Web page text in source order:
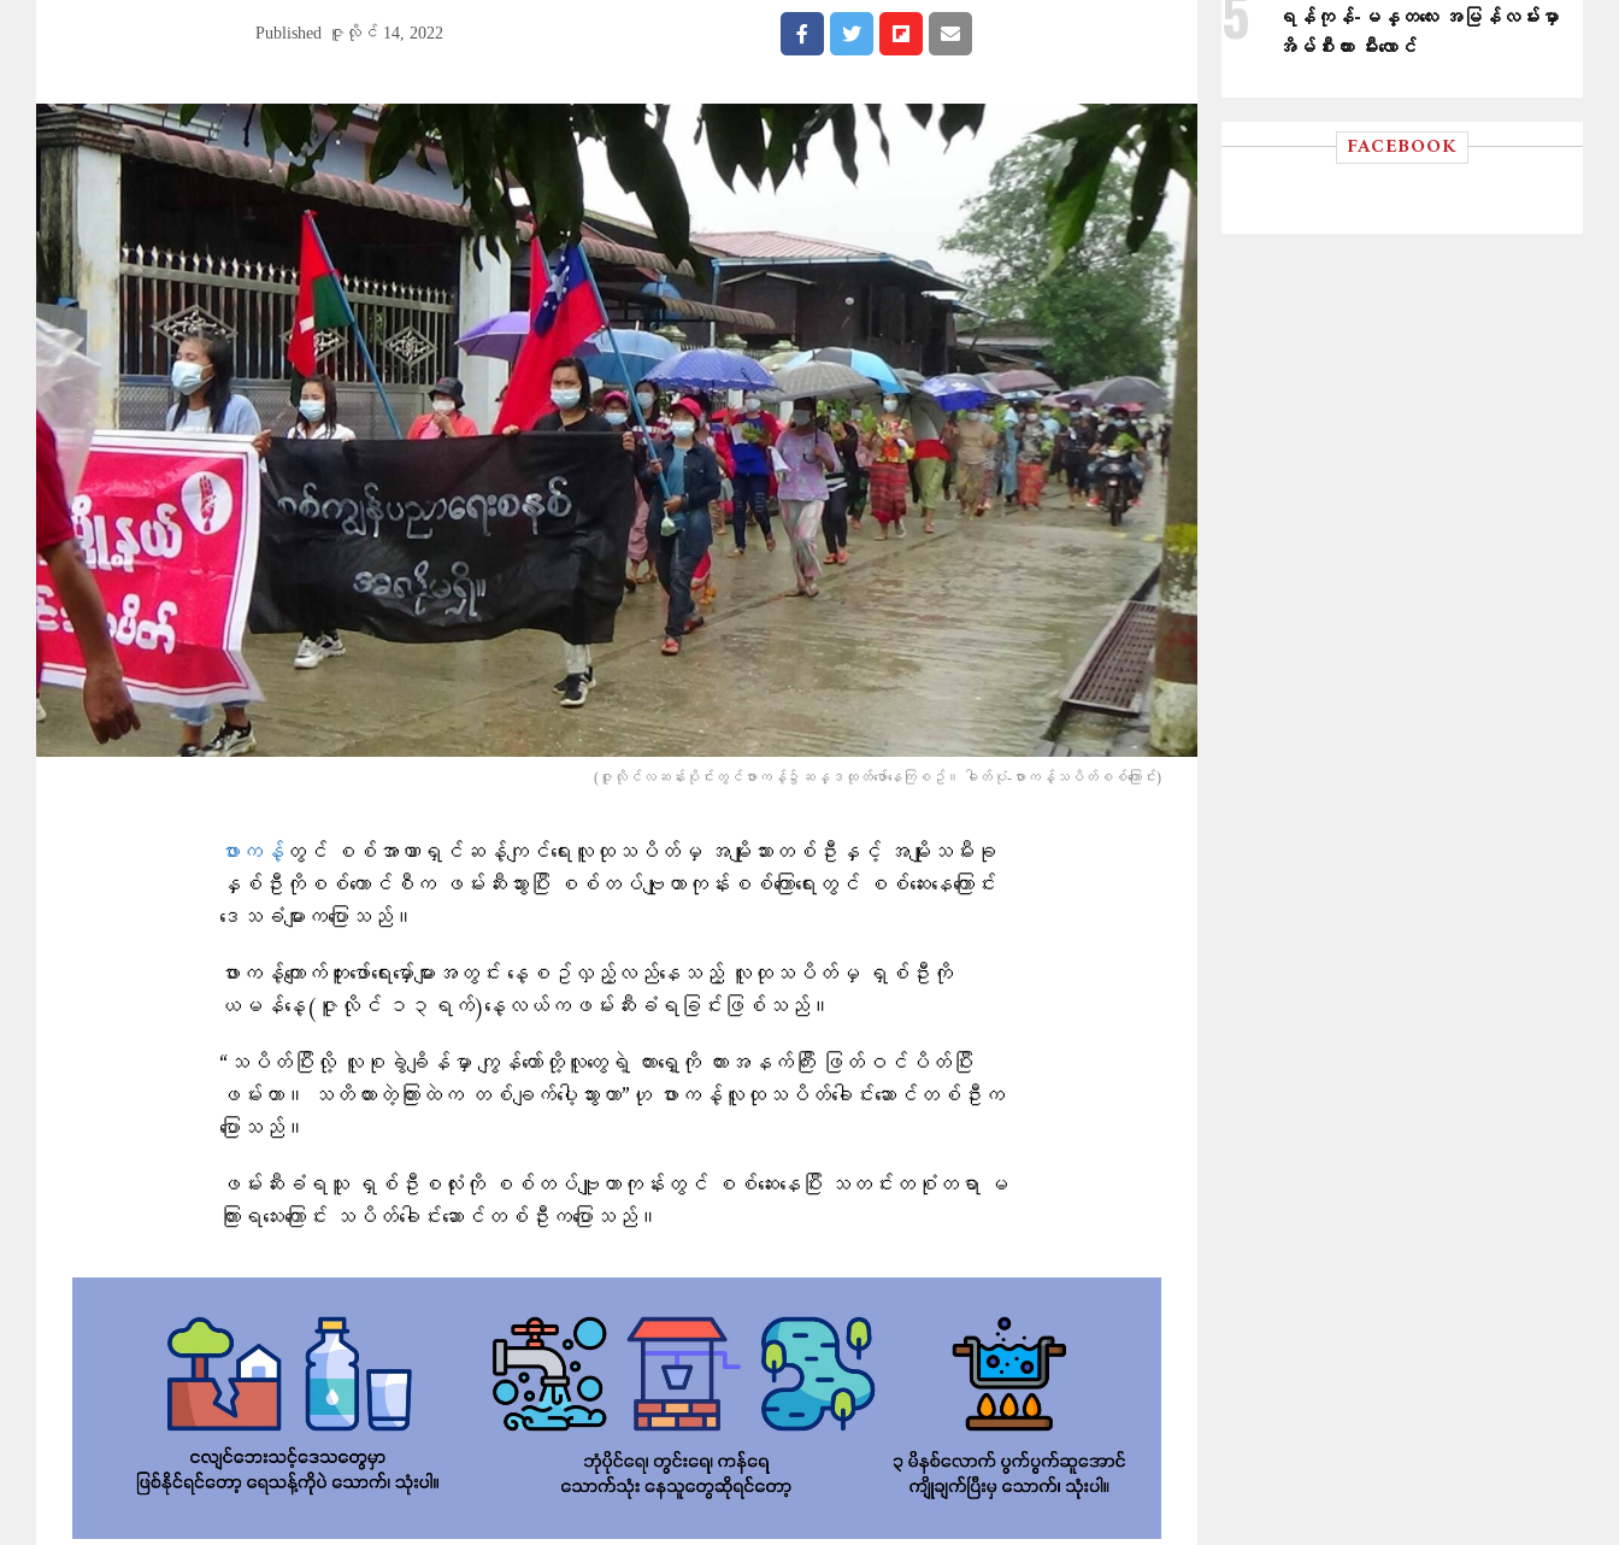
Published ဇူလိုင် 14, 2022
(ဇူလိုင်လဆန်းပိုင်းတွင်ဖားကန့်၌ဆန္ဒထုတ်​ဖော်​နေကြစဥ်။ ဓါတ်ပုံ-ဖားကန့်သပိတ်စစ်​ကြောင်း)
ဖားကန့်တွင် စစ်အာဏာရှင်ဆန့်ကျင်ရေးလူထုသပိတ်မှ အမျိုးသားတစ်ဦးနှင့် အမျိုးသမီးခု
နှစ်ဦးကိုစစ်ကောင်စီက ဖမ်းဆီးသွားပြီး စစ်တပ်ဗျုဟာကုန်းစစ်ကြောရေးတွင် စစ်ဆေးနေ​ကြောင်း​
ဒေသခံများက​ပြောသည်။
ဖားကန့်ကျောက်တူးဖော်ရေးမှော်များအတွင်း နေ့စဥ်လှည့်လည်နေသည့် လူထုသပိတ်မှ ရှစ်ဦးကို
ယမန်နေ့(ဇူလိုင် ၁၃ရက်)နေ့လယ်ကဖမ်းဆီးခံရခြင်းဖြစ်သည်။
“သပိတ်ပြီးလို့ လူစုခွဲချိန်မှာ ကျွန်တော်တို့လူတွေရဲ့ ကားရှေ့ကို ကားအနက်ကြီး ဖြတ်ဝင်ပိတ်ပြီး
ဖမ်းတာ။ သတိထားတဲ့ကြားထဲက တစ်ချက်ပေါ့သွားတာ”ဟု ဖားကန့်လူထုသပိတ်ခေါင်းဆောင်တစ်ဦးက
ပြောသည်။
ဖမ်းဆီးခံရသူ ရှစ်ဦးစလုံးကို စစ်တပ်ဗျူဟာကုန်းတွင် စစ်ဆေးနေပြီး သတင်းတစုံတရာ မ
ကြားရသေးကြောင်း သပိတ်ခေါင်းဆောင်တစ်ဦးကပြောသည်။
ရန်ကုန်-မန္တလေး အမြန်လမ်းမှာ
အိမ်စီးကား မီးလောင်
FACEBOOK